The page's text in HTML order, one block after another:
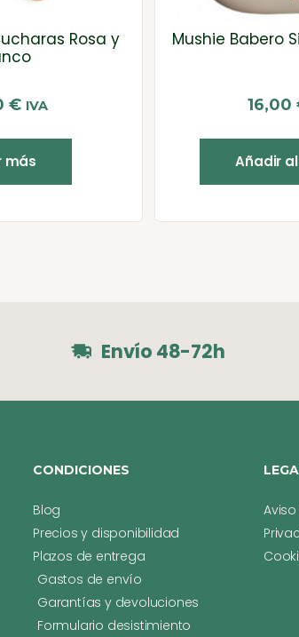
Rosa y
€ IVA
más
Mushie Babero
16,00
Añadir
Envío 48-72h
CONDICIONES
Blog
Precios y disponibilidad
Plazos de entrega
Gastos de envío
Garantías y devoluciones
Formulario desistimiento